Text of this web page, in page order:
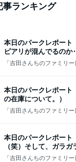
事ランキング
本日のパークレポート
ピアリが混んでるのか
「吉田さんちのファミリ
本日のパークレポート
の在庫について。）
「吉田さんちのファミリ
本日のパークレポート
（笑）そして、ガラ
「吉田さんちのファミリ